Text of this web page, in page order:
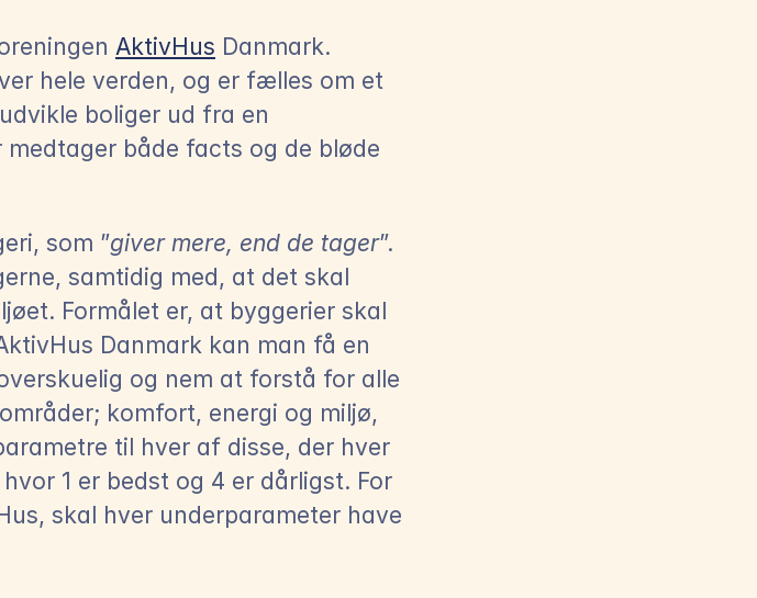
AktivHus Danmark.
hele verden, og er fælles om et
boliger ud fra en
både facts og de bløde
som ”giver mere, end de tager”.
samtidig med, at det skal
Formålet er, at byggerier skal
Danmark kan man få en
og nem at forstå for alle
komfort, energi og miljø,
til hver af disse, der hver
1 er bedst og 4 er dårligst. For
skal hver underparameter have